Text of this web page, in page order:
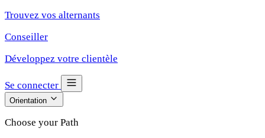
Trouvez vos alternants
Conseiller
Développez votre clientèle
Se connecter
Orientation
Choose your Path